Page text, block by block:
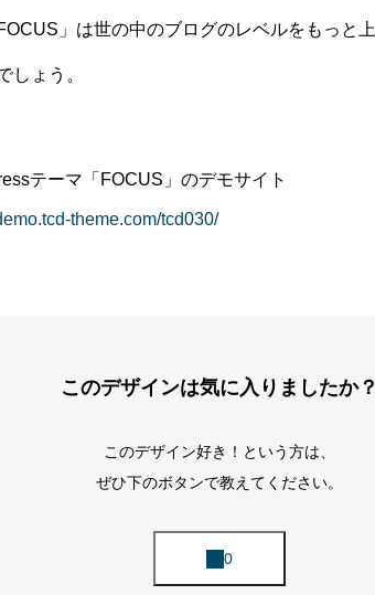
」は世の中のブログのレベルをもっと
しょう。
テーマ「FOCUS」のデモサイト
theme.com/tcd030/
このデザインは気に入りましたか？
このデザイン好き！という方は、
ぜひ下のボタンで教えてください。